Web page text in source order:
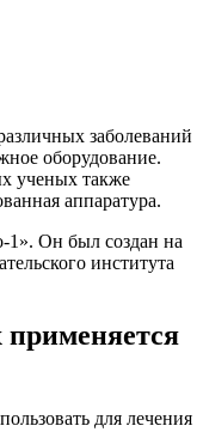
заболеваний
оборудование.
ученых также
аппаратура.
1». Он был создан на
института
применяется
для лечения